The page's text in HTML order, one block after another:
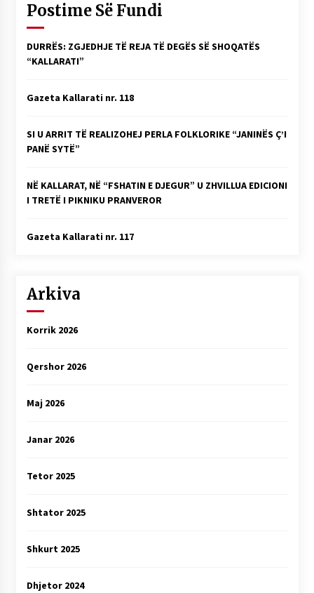
Postime Së Fundi
DURRËS: ZGJEDHJE TË REJA TË DEGËS SË SHOQATËS
“KALLARATI”
Gazeta Kallarati nr. 118
SI U ARRIT TË REALIZOHEJ PERLA FOLKLORIKE “JANINËS Ç’I
PANË SYTË”
NË KALLARAT, NË “FSHATIN E DJEGUR” U ZHVILLUA EDICIONI
I TRETË I PIKNIKU PRANVEROR
Gazeta Kallarati nr. 117
Arkiva
Korrik 2026
Qershor 2026
Maj 2026
Janar 2026
Tetor 2025
Shtator 2025
Shkurt 2025
Dhjetor 2024